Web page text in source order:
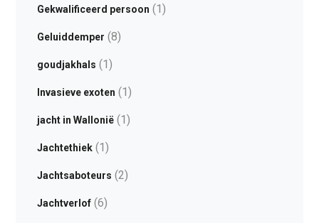
Gekwalificeerd persoon (1)
Geluiddemper (8)
goudjakhals (1)
Invasieve exoten (1)
jacht in Wallonië(1)
Jachtethiek(1)
Jachtsaboteurs (2)
Jachtverlof(6)